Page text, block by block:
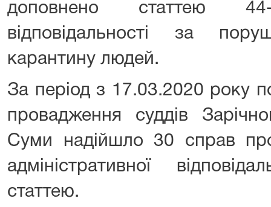
доповнено статтею
відповідальності за
карантину людей.
За період з 17.03.2020 року
провадження суддів
Суми надійшло 30 справ
адміністративної
статтею.